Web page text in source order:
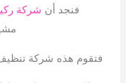
فنجد أن شركة
فتقوم هذه شركة تنظيف